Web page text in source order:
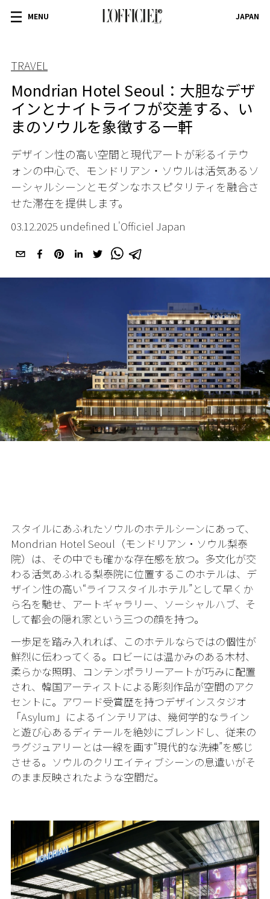
MENU JAPAN
TRAVEL
Mondrian Hotel Seoul：大胆なデザ
インとナイトライフが交差する、い
まのソウルを象徴する一軒
デザイン性の高い空間と現代アートが彩るイテウ
ォンの中心で、モンドリアン・ソウルは活気あるソ
ーシャルシーンとモダンなホスピタリティを融合さ
せた滞在を提供します。
03.12.2025 undefined L'Officiel Japan
スタイルにあふれたソウルのホテルシーンにあって、
Mondrian Hotel Seoul（モンドリアン・ソウル梨泰
院）は、その中でも確かな存在感を放つ。多文化が交
わる活気あふれる梨泰院に位置するこのホテルは、デ
ザイン性の高い“ライフスタイルホテル”として早くか
ら名を馳せ、アートギャラリー、ソーシャルハブ、そ
して都会の隠れ家という三つの顔を持つ。
一歩足を踏み入れれば、このホテルならではの個性が
鮮烈に伝わってくる。ロビーには温かみのある木材、
柔らかな照明、コンテンポラリーアートが巧みに配置
され、韓国アーティストによる彫刻作品が空間のアク
セントに。アワード受賞歴を持つデザインスタジオ
「Asylum」によるインテリアは、幾何学的なライン
と遊び心あるディテールを絶妙にブレンドし、従来の
ラグジュアリーとは一線を画す“現代的な洗練”を感じ
させる。ソウルのクリエイティブシーンの息遣いがそ
のまま反映されたような空間だ。